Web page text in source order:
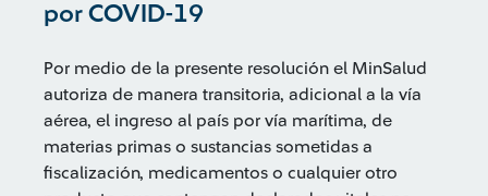
por COVID-19
Por medio de la presente resolución el MinSalud
autoriza de manera transitoria, adicional a la vía
aérea, el ingreso al país por vía marítima, de
materias primas o sustancias sometidas a
fiscalización, medicamentos o cualquier otro